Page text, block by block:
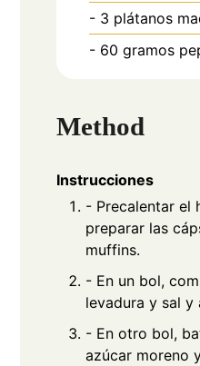
- 3 plátanos
- 60 gramos
Method
Instrucciones
- Precalentar el
preparar las
muffins.
- En un bol,
levadura y sal y
- En otro bol,
azúcar moreno